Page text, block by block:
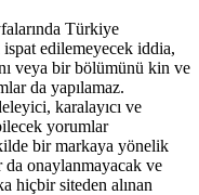
Türkiye
edilemeyecek iddia,
veya bir bölümünü kin ve
da yapılamaz.
karalayıcı ve
yorumlar
bir markaya yönelik
onaylanmayacak ve
hiçbir siteden alınan